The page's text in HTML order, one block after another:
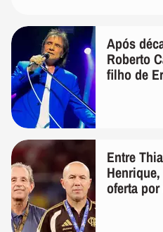
Após
Roberto
filho de
Entre
oferta